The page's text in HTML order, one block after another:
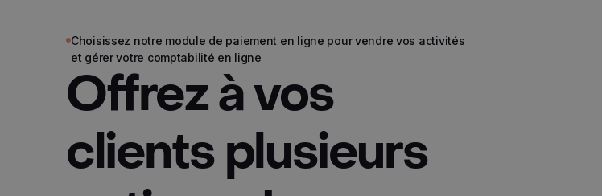
Choisissez notre module de paiement en ligne pour vendre vos activités
et gérer votre comptabilité en ligne
Offrez à vos
clients plusieurs